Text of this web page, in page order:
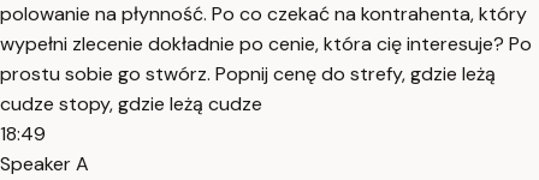
polowanie na płynność. Po co czekać na kontrahenta, który
wypełni zlecenie dokładnie po cenie, która cię interesuje? Po
prostu sobie go stwórz. Popnij cenę do strefy, gdzie leżą
cudze stopy, gdzie leżą cudze
18:49
Speaker A